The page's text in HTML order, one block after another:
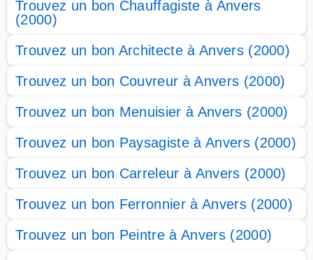
Trouvez un bon Chauffagiste à Anvers
(2000)
Trouvez un bon Architecte à Anvers (2000)
Trouvez un bon Couvreur à Anvers (2000)
Trouvez un bon Menuisier à Anvers (2000)
Trouvez un bon Paysagiste à Anvers (2000)
Trouvez un bon Carreleur à Anvers (2000)
Trouvez un bon Ferronnier à Anvers (2000)
Trouvez un bon Peintre à Anvers (2000)